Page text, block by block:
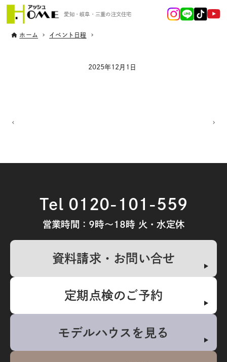
愛知・岐阜・三重の注文住宅
ホーム イベント日程
2025年12月1日
Tel 0120-101-559
営業時間：9時～18時 火・水定休
資料請求・お問い合せ
定期点検のご予約
モデルハウスを見る